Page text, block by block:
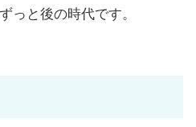
っと後の時代です。